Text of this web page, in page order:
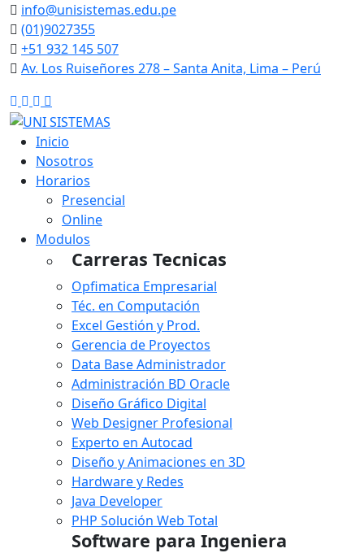
info@unisistemas.edu.pe
(01)9027355
+51 932 145 507
Av. Los Ruiseñores 278 – Santa Anita, Lima – Perú
Facebook
Instagram
Tiktok
Inicio
Nosotros
Horarios
Presencial
Online
Modulos
Carreras Tecnicas
Opfimatica Empresarial
Téc. en Computación
Excel Gestión y Prod.
Gerencia de Proyectos
Data Base Administrador
Administración BD Oracle
Diseño Gráfico Digital
Web Designer Profesional
Experto en Autocad
Diseño y Animaciones en 3D
Hardware y Redes
Java Developer
PHP Solución Web Total
Software para Ingeniera